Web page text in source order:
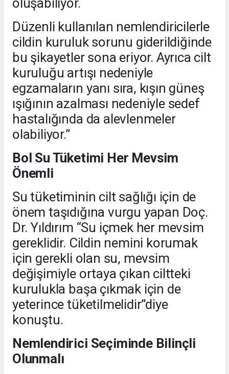
oluşabiliyor.
Düzenli kullanılan nemlendiricilerle
cildin kuruluk sorunu giderildiğinde
bu şikayetler sona eriyor. Ayrıca cilt
kuruluğu artışı nedeniyle
egzamaların yanı sıra, kışın güneş
ışığının azalması nedeniyle sedef
hastalığında da alevlenmeler
olabiliyor.”
Bol Su Tüketimi Her Mevsim
Önemli
Su tüketiminin cilt sağlığı için de
önem taşıdığına vurgu yapan Doç.
Dr. Yıldırım “Su içmek her mevsim
gereklidir. Cildin nemini korumak
için gerekli olan su, mevsim
değişimiyle ortaya çıkan ciltteki
kurulukla başa çıkmak için de
yeterince tüketilmelidir”diye
konuştu.
Nemlendirici Seçiminde Bilinçli
Olunmalı